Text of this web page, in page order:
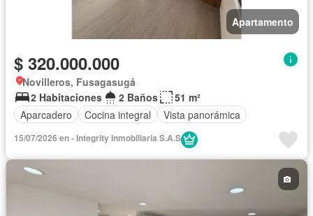
Apartamento
$ 320.000.000
Novilleros, Fusagasugá
2 Habitaciones
2 Baños
51 m²
Aparcadero
Cocina integral Vista panorámica
15/07/2026 en - Integrity Inmobiliaria S.A.S